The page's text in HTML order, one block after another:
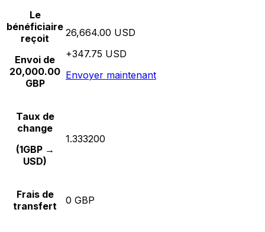
Le
bénéficiaire
reçoit
Envoi de
20,000.00
GBP
26,664.00 USD
+347.75 USD
Envoyer maintenant
Taux de
change
(1GBP →
USD)
1.333200
Frais de
transfert
0 GBP